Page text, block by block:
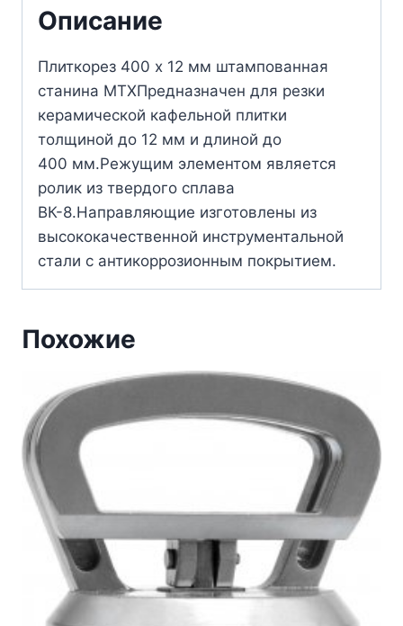
Описание
Плиткорез 400 х 12 мм штампованная
станина MTXПредназначен для резки
керамической кафельной плитки
толщиной до 12 мм и длиной до
400 мм.Режущим элементом является
ролик из твердого сплава
ВК-8.Направляющие изготовлены из
высококачественной инструментальной
стали с антикоррозионным покрытием.
Похожие